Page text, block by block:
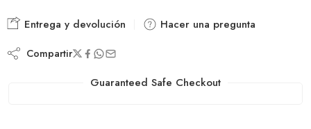
Entrega y devolución Hacer una pregunta
Compartir
Guaranteed Safe Checkout